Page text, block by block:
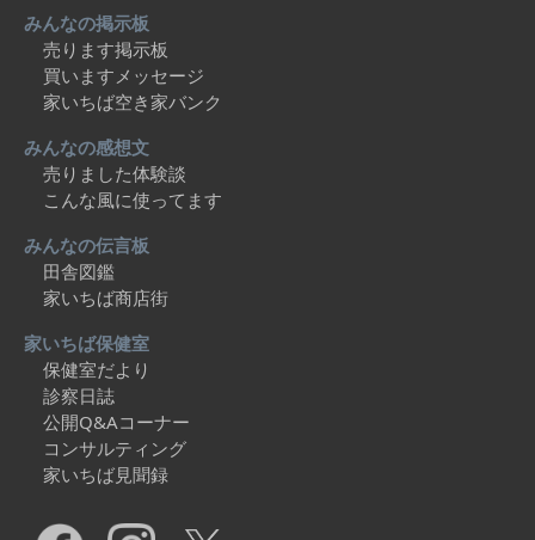
みんなの掲示板
売ります掲示板
買いますメッセージ
家いちば空き家バンク
みんなの感想文
売りました体験談
こんな風に使ってます
みんなの伝言板
田舎図鑑
家いちば商店街
家いちば保健室
保健室だより
診察日誌
公開Q&Aコーナー
コンサルティング
家いちば見聞録